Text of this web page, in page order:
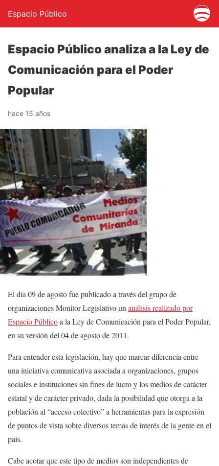
Espacio Público
Espacio Público analiza a la Ley de
Comunicación para el Poder
Popular
hace 15 años
El día 09 de agosto fue publicado a través del grupo de
organizaciones Monitor Legislativo un análisis realizado por
Espacio Públicoa la Ley de Comunicación para el Poder Popular,
en su versión del 04 de agosto de 2011.
Para entender esta legislación, hay que marcar diferencia entre
una iniciativa comunicativa asociada a organizaciones, grupos
sociales e instituciones sin fines de lucro y los medios de carácter
estatal y de carácter privado, dada la posibilidad que otorga a la
población al “acceso colectivo” a herramientas para la expresión
de puntos de vista sobre diversos temas de interés de la gente en el
país.
Cabe acotar que este tipo de medios son independientes de